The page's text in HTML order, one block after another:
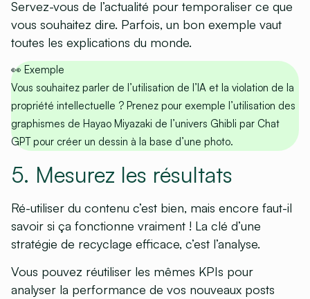
Servez-vous de l’actualité pour temporaliser ce que
vous souhaitez dire. Parfois, un bon exemple vaut
toutes les explications du monde.
👀 Exemple
Vous souhaitez parler de l’utilisation de l’IA et la violation de la
propriété intellectuelle ? Prenez pour exemple l’utilisation des
graphismes de Hayao Miyazaki de l’univers Ghibli par Chat
GPT pour créer un dessin à la base d’une photo.
5. Mesurez les résultats
Ré-utiliser du contenu c’est bien, mais encore faut-il
savoir si ça fonctionne vraiment ! La clé d’une
stratégie de recyclage efficace, c’est l’analyse.
Vous pouvez réutiliser les mêmes KPIs pour
analyser la performance de vos nouveaux posts